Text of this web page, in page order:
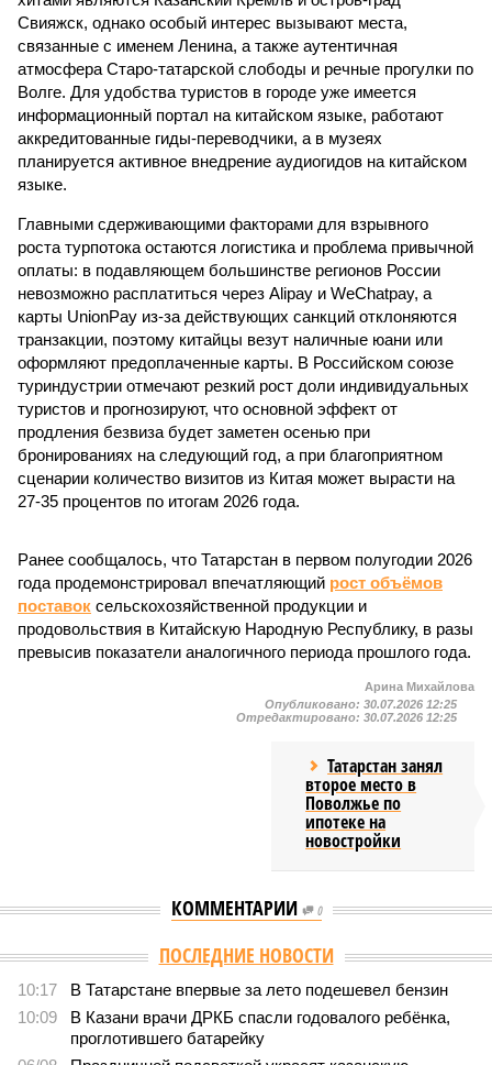
Свияжск, однако особый интерес вызывают места,
связанные с именем Ленина, а также аутентичная
атмосфера Старо-татарской слободы и речные прогулки по
Волге. Для удобства туристов в городе уже имеется
информационный портал на китайском языке, работают
аккредитованные гиды-переводчики, а в музеях
планируется активное внедрение аудиогидов на китайском
языке.
Главными сдерживающими факторами для взрывного
роста турпотока остаются логистика и проблема привычной
оплаты: в подавляющем большинстве регионов России
невозможно расплатиться через Alipay и WeChatpay, а
карты UnionPay из-за действующих санкций отклоняются
транзакции, поэтому китайцы везут наличные юани или
оформляют предоплаченные карты. В Российском союзе
туриндустрии отмечают резкий рост доли индивидуальных
туристов и прогнозируют, что основной эффект от
продления безвиза будет заметен осенью при
бронированиях на следующий год, а при благоприятном
сценарии количество визитов из Китая может вырасти на
27-35 процентов по итогам 2026 года.
Ранее сообщалось, что Татарстан в первом полугодии 2026
года продемонстрировал впечатляющий рост объёмов
поставок сельскохозяйственной продукции и
продовольствия в Китайскую Народную Республику, в разы
превысив показатели аналогичного периода прошлого года.
Арина Михайлова
Опубликовано: 30.07.2026 12:25
Отредактировано: 30.07.2026 12:25
Татарстан занял
второе место в
Поволжье по
ипотеке на
новостройки
КОММЕНТАРИИ 0
ПОСЛЕДНИЕ НОВОСТИ
10:17
В Татарстане впервые за лето подешевел бензин
10:09
В Казани врачи ДРКБ спасли годовалого ребёнка,
проглотившего батарейку